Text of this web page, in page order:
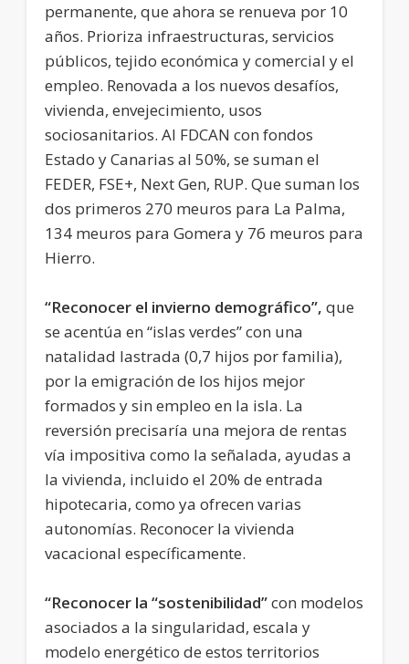
permanente, que ahora se renueva por 10
años. Prioriza infraestructuras, servicios
públicos, tejido económica y comercial y el
empleo. Renovada a los nuevos desafíos,
vivienda, envejecimiento, usos
sociosanitarios. Al FDCAN con fondos
Estado y Canarias al 50%, se suman el
FEDER, FSE+, Next Gen, RUP. Que suman los
dos primeros 270 meuros para La Palma,
134 meuros para Gomera y 76 meuros para
Hierro.
“Reconocer el invierno demográfico”, que
se acentúa en “islas verdes” con una
natalidad lastrada (0,7 hijos por familia),
por la emigración de los hijos mejor
formados y sin empleo en la isla. La
reversión precisaría una mejora de rentas
vía impositiva como la señalada, ayudas a
la vivienda, incluido el 20% de entrada
hipotecaria, como ya ofrecen varias
autonomías. Reconocer la vivienda
vacacional específicamente.
“Reconocer la “sostenibilidad”con modelos
asociados a la singularidad, escala y
modelo energético de estos territorios